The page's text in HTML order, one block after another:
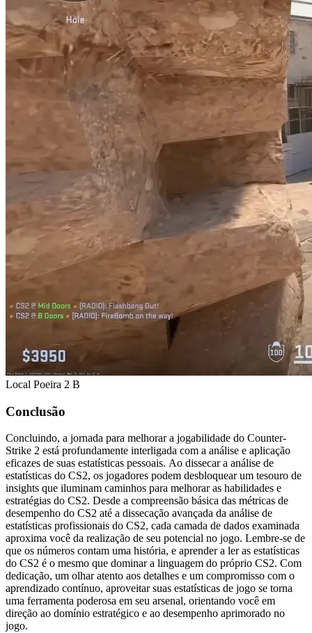
Local Poeira 2 B
Conclusão
Concluindo, a jornada para melhorar a jogabilidade do Counter-
Strike 2 está profundamente interligada com a análise e aplicação
eficazes de suas estatísticas pessoais. Ao dissecar a análise de
estatísticas do CS2, os jogadores podem desbloquear um tesouro de
insights que iluminam caminhos para melhorar as habilidades e
estratégias do CS2. Desde a compreensão básica das métricas de
desempenho do CS2 até a dissecação avançada da análise de
estatísticas profissionais do CS2, cada camada de dados examinada
aproxima você da realização de seu potencial no jogo. Lembre-se de
que os números contam uma história, e aprender a ler as estatísticas
do CS2 é o mesmo que dominar a linguagem do próprio CS2. Com
dedicação, um olhar atento aos detalhes e um compromisso com o
aprendizado contínuo, aproveitar suas estatísticas de jogo se torna
uma ferramenta poderosa em seu arsenal, orientando você em
direção ao domínio estratégico e ao desempenho aprimorado no
jogo.